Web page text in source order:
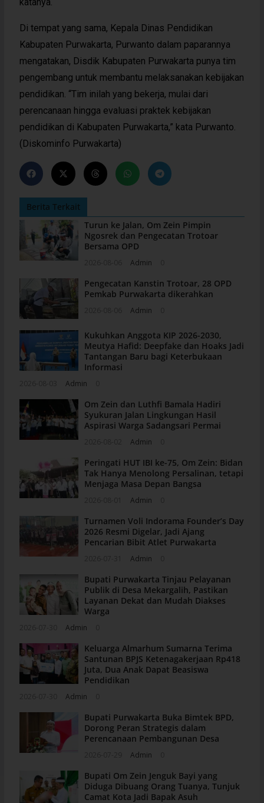
Di tempat yang sama, Kepala Dinas Pendidikan
Kabupaten Purwakarta, Purwanto dalam paparannya
mengatakan, Disdik Kabupaten Purwakarta punya tim
pengembang untuk membantu melaksanakan kebijakan
pendidikan. “Tim inilah yang bekerja, mulai dari
perencanaan hingga evaluasi praktek kebijakan
pendidikan di Kabupaten Purwakarta,” kata Purwanto.
(Diskominfo Purwakarta)
Berita Terkait
Turun ke Jalan, Om Zein Pimpin
Ngosrek dan Pengecatan Trotoar
Bersama OPD
Admin
Pengecatan Kanstin Trotoar, 28 OPD
Pemkab Purwakarta dikerahkan
Admin
Kukuhkan Anggota KIP 2026-2030,
Meutya Hafid: Deepfake dan Hoaks Jadi
Tantangan Baru bagi Keterbukaan
Informasi
Admin
Om Zein dan Luthfi Bamala Hadiri
Syukuran Jalan Lingkungan Hasil
Aspirasi Warga Sadangsari Permai
Admin
Peringati HUT IBI ke-75, Om Zein: Bidan
Tak Hanya Menolong Persalinan, tetapi
Menjaga Masa Depan Bangsa
Admin
Turnamen Voli Indorama Founder’s Day
2026 Resmi Digelar, Jadi Ajang
Pencarian Bibit Atlet Purwakarta
Admin
Bupati Purwakarta Tinjau Pelayanan
Publik di Desa Mekargalih, Pastikan
Layanan Dekat dan Mudah Diakses
Warga
Admin
Keluarga Almarhum Sumarna Terima
Santunan BPJS Ketenagakerjaan Rp418
Juta, Dua Anak Dapat Beasiswa
Pendidikan
Admin
Bupati Purwakarta Buka Bimtek BPD,
Dorong Peran Strategis dalam
Perencanaan Pembangunan Desa
Admin
Bupati Om Zein Jenguk Bayi yang
Diduga Dibuang Orang Tuanya, Tunjuk
Camat Kota Jadi Bapak Asuh